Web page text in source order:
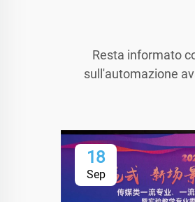
Resta informato
sull'automazione
18
Sep